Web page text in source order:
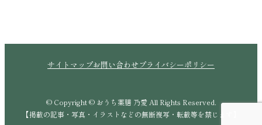
サイトマップお問い合わせ プライバシーポリシー
© Copyright © おうち薬膳 乃愛 All Rights Reserved.
【掲載の記事・写真・イラストなどの無断複写・転載等を禁じます】